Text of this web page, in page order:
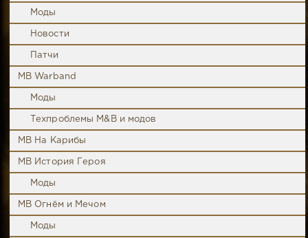
Моды
Новости
Патчи
MB Warband
Моды
Техпроблемы M&B и модов
MB На Карибы
MB История Героя
Моды
MB Огнём и Мечом
Моды